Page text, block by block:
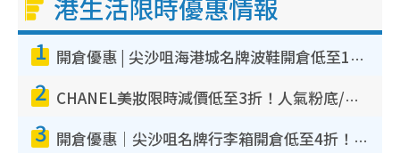
港生活限時優惠情報
1 開倉優惠 | 尖沙咀海港城名牌波鞋開倉低至1折！On鞋$899起／Joy&Peace鞋履$98起
2 CHANEL美妝限時減價低至3折！人氣粉底/唇膏/精華液低至$275！COCO香水都有平
3 開倉優惠｜尖沙咀名牌行李箱開倉低至4折！一連5日 American Tourister/ace./Hallmark $200起！